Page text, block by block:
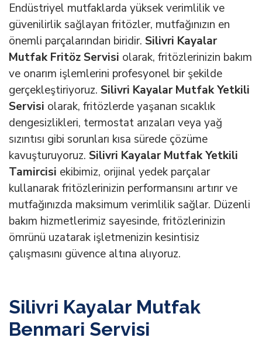
Endüstriyel mutfaklarda yüksek verimlilik ve
güvenilirlik sağlayan fritözler, mutfağınızın en
önemli parçalarından biridir. Silivri Kayalar
Mutfak Fritöz Servisi olarak, fritözlerinizin bakım
ve onarım işlemlerini profesyonel bir şekilde
gerçekleştiriyoruz. Silivri Kayalar Mutfak Yetkili
Servisi olarak, fritözlerde yaşanan sıcaklık
dengesizlikleri, termostat arızaları veya yağ
sızıntısı gibi sorunları kısa sürede çözüme
kavuşturuyoruz. Silivri Kayalar Mutfak Yetkili
Tamircisi ekibimiz, orijinal yedek parçalar
kullanarak fritözlerinizin performansını artırır ve
mutfağınızda maksimum verimlilik sağlar. Düzenli
bakım hizmetlerimiz sayesinde, fritözlerinizin
ömrünü uzatarak işletmenizin kesintisiz
çalışmasını güvence altına alıyoruz.
Silivri Kayalar Mutfak
Benmari Servisi